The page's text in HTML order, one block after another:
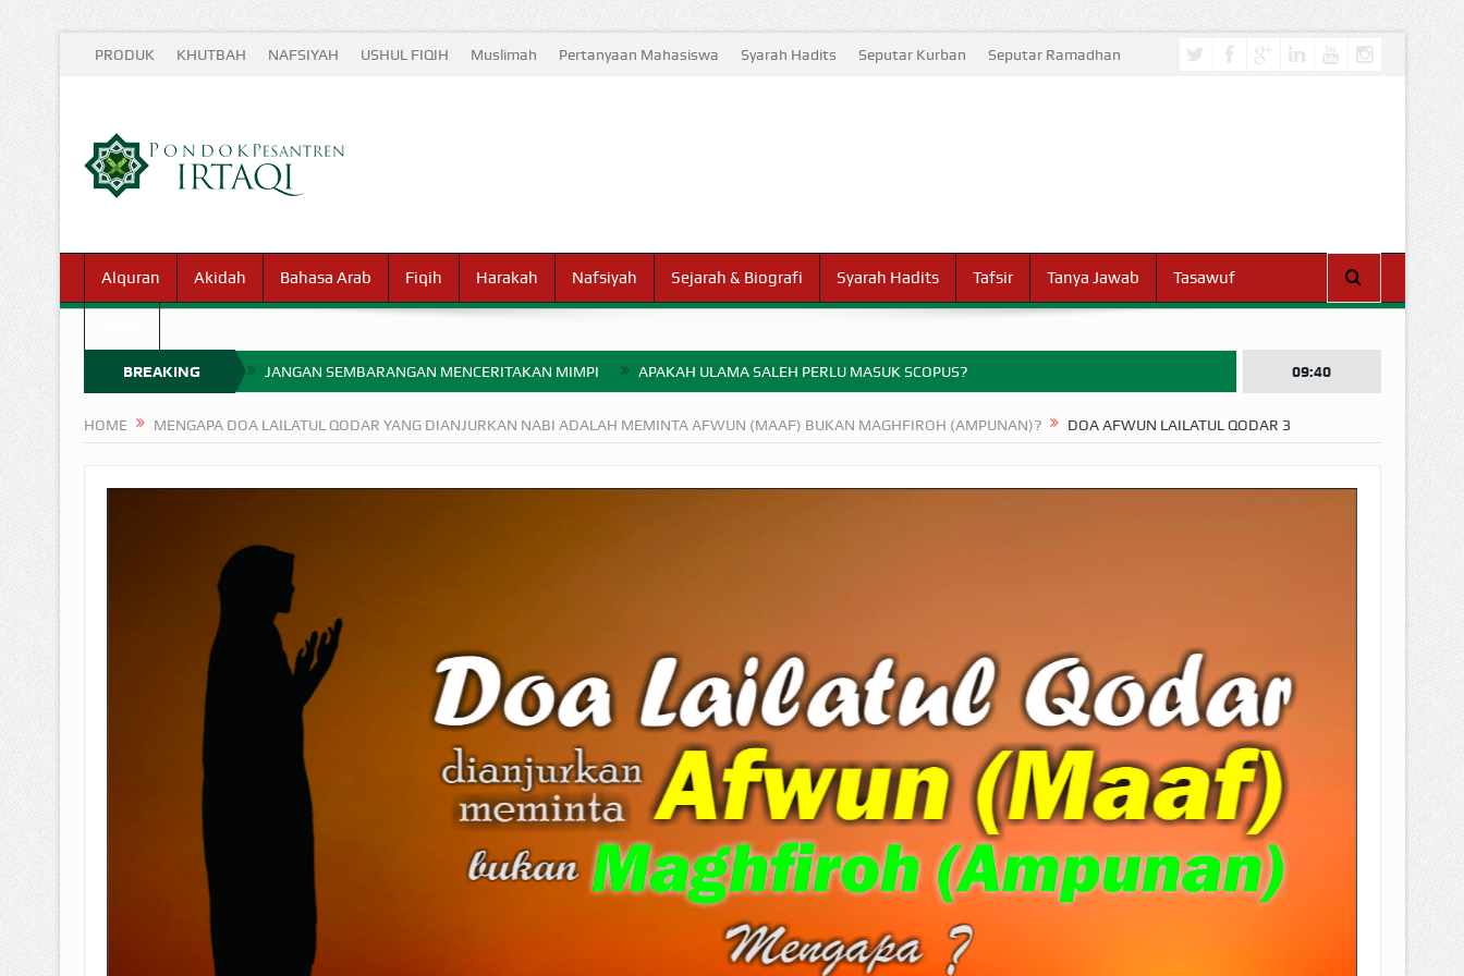
PRODUK KHUTBAH NAFSIYAH USHUL FIQIH Muslimah Pertanyaan Mahasiswa Syarah Hadits Seputar Kurban Seputar Ramadhan
Alquran Akidah Bahasa Arab Fiqih Harakah Nafsiyah Sejarah & Biografi Syarah Hadits Tafsir Tanya Jawab Tasawuf
BREAKING
NEWS
JANGAN SEMBARANGAN MENCERITAKAN MIMPI APAKAH ULAMA SALEH PERLU MASUK SCOPUS?
UANG HARAM BISA MENJADI HALAL JIKA SEBAB KEPEMILIKANNYA BERUBAH
HUKUM MEMBAYAR ZAKAT KEPADA KERABAT SENDIRI
09:40
HOME MENGAPA DOA LAILATUL QODAR YANG DIANJURKAN NABI ADALAH MEMINTA AFWUN (MAAF) BUKAN MAGHFIROH (AMPUNAN)? DOA AFWUN LAILATUL QODAR 3